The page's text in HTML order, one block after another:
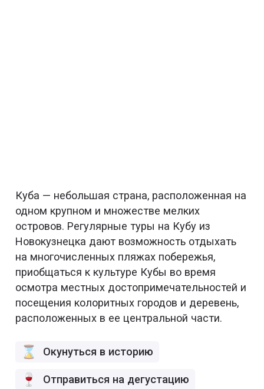
Куба — небольшая страна, расположенная на
одном крупном и множестве мелких
островов. Регулярные туры на Кубу из
Новокузнецка дают возможность отдыхать
на многочисленных пляжах побережья,
приобщаться к культуре Кубы во время
осмотра местных достопримечательностей и
посещения колоритных городов и деревень,
расположенных в ее центральной части.
Окунуться в историю
Отправиться на дегустацию